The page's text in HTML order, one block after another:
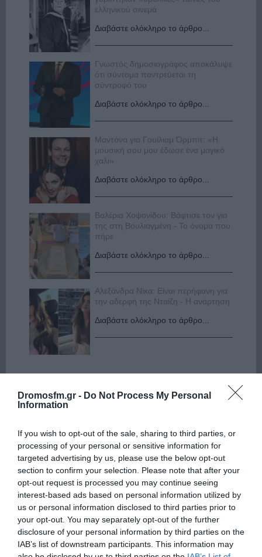
Dromosfm.gr - Do Not Process My Personal
Information
If you wish to opt-out of the sale, sharing to third parties, or
processing of your personal or sensitive information for
targeted advertising by us, please use the below opt-out
section to confirm your selection. Please note that after your
opt-out request is processed you may continue seeing
interest-based ads based on personal information utilized by
us or personal information disclosed to third parties prior to
your opt-out. You may separately opt-out of the further
disclosure of your personal information by third parties on the
IAB’s list of downstream participants. This information may
ελληνικού σινεμά
Διαβάστε ολόκληρο το άρθρο...
Γνωστός δημοσιογράφος αποκάλυψε
ότι σύντομα παντρεύεται τη
σύντροφό του
Διαβάστε ολόκληρο το άρθρο...
Μαντόνα για Γουίλιαμ Όρμπιτ: «Η
μουσική σου μου έδωσε ένα μαγικό
χαλί»
Διαβάστε ολόκληρο το άρθρο...
Βαλέρια Χοψονίδου: Βάφτισε τον γιο
της στη Βουλιαγμένη - Το όνομα που
πήρε
Διαβάστε ολόκληρο το άρθρο...
Αλεξάνδρα Νίκα: Είναι περήφανη για
την αδερφή της Νταίζη - Η ανάρτηση
Διαβάστε ολόκληρο το άρθρο...